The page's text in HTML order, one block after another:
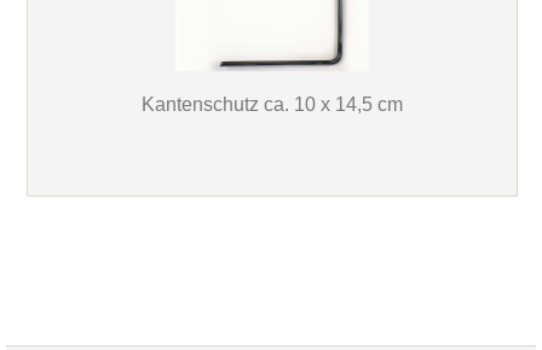
Kantenschutz ca. 10 x 14,5 cm